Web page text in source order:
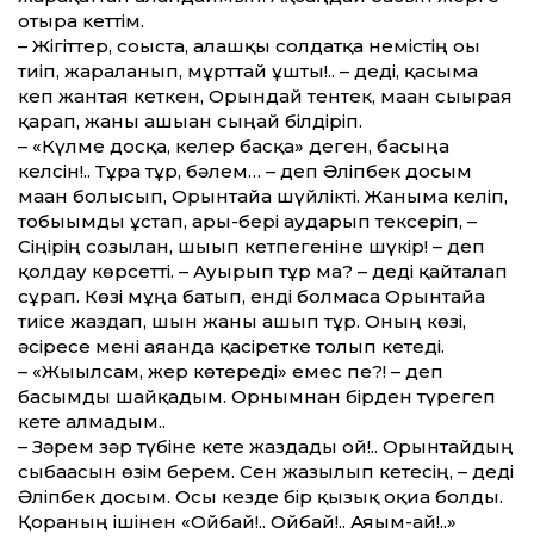
отыра кеттім.
– Жігіттер, соғыста, алғашқы солдатқа немістің оғы
тиіп, жараланып, мұрттай ұшты!.. – деді, қасыма
кеп жантая кеткен, Орындай тентек, маған сығырая
қарап, жаны ашыған сыңай білдіріп.
– «Күлме досқа, келер басқа» деген, басыңа
келсін!.. Тұра тұр, бәлем… – деп Әліпбек досым
маған болысып, Орынтайға шүйлікті. Жаныма келіп,
тобығымды ұстап, ары-бері аударып тексеріп, –
Сіңірің созылған, шығып кетпегеніне шүкір! – деп
қолдау көрсетті. – Ауырып тұр ма? – деді қайталап
сұрап. Көзі мұңға батып, енді болмаса Орынтайға
тиісе жаздап, шын жаны ашып тұр. Оның көзі,
әсіресе мені аяғанда қасіретке толып кетеді.
– «Жығылсам, жер көтереді» емес пе?! – деп
басымды шайқадым. Орнымнан бірден түрегеп
кете алмадым..
– Зәрем зәр түбіне кете жаздады ғой!.. Орынтайдың
сыбағасын өзім берем. Сен жазылып кетесің, – деді
Әліпбек досым. Осы кезде бір қызық оқиға болды.
Қораның ішінен «Ойбай!.. Ойбай!.. Аяғым-ай!..»